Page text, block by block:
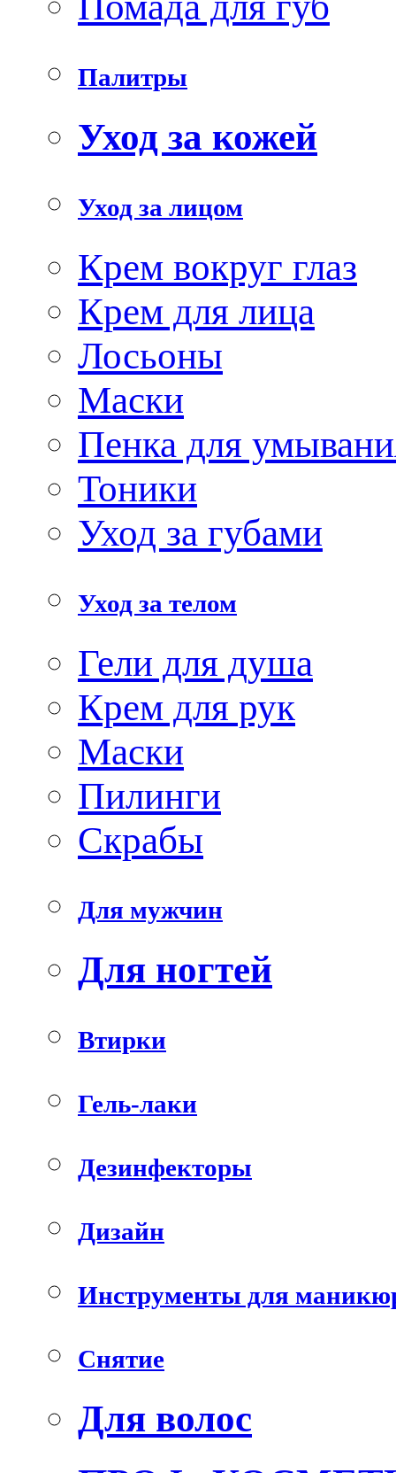
Палитры
Уход за кожей
Уход за лицом
Крем вокруг глаз
Крем для лица
Лосьоны
Маски
Пенка для
Тоники
Уход за губами
Уход за телом
Гели для душа
Крем для рук
Маски
Пилинги
Скрабы
Для мужчин
Для ногтей
Втирки
Гель-лаки
Дезинфекторы
Дизайн
Инструменты для
Снятие
Для волос